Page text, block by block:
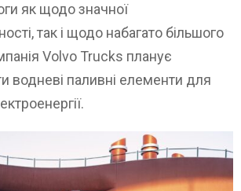
як щодо значної
так і щодо набагато більшого
Volvo Trucks планує
водневі паливні елементи для